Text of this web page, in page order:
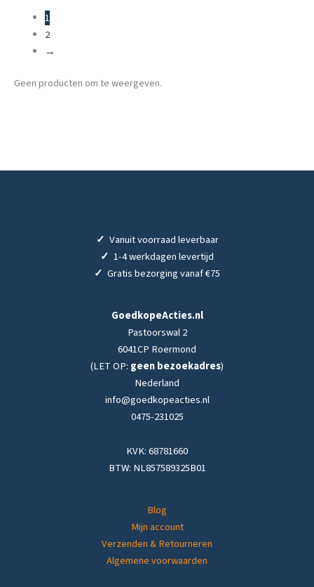
1
2
→
Geen producten om te weergeven.
✓ Vanuit voorraad leverbaar
✓ 1-4 werkdagen levertijd
✓ Gratis bezorging vanaf €75
GoedkopeActies.nl
Pastoorswal 2
6041CP Roermond
(LET OP: geen bezoekadres)
Nederland
info@goedkopeacties.nl
0475-231025
KVK: 68781660
BTW: NL857589325B01
Blog
Mijn account
Verzenden & Retourneren
Algemene voorwaarden